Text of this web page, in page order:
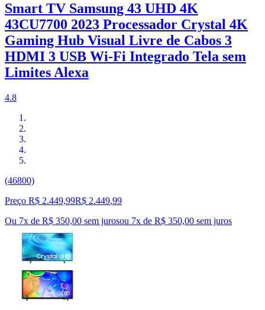
Smart TV Samsung 43 UHD 4K
43CU7700 2023 Processador Crystal 4K
Gaming Hub Visual Livre de Cabos 3
HDMI 3 USB Wi-Fi Integrado Tela sem
Limites Alexa
4.8
(46800)
Preço R$ 2.449,99R$ 2.449,99
Ou 7x de R$ 350,00 sem jurosou 7x de R$ 350,00 sem juros